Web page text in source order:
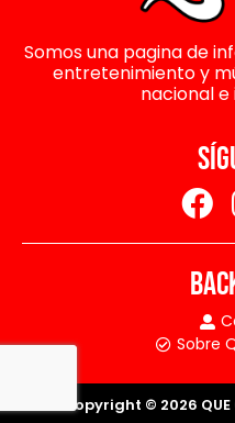
Somos una pagina de
entretenimiento y
nacional
Sobre
Copyright © 2026 QUE